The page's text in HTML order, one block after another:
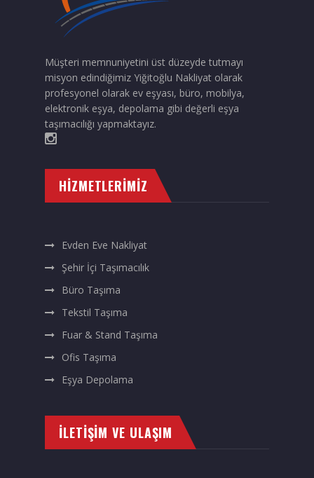
Müşteri memnuniyetini üst düzeyde tutmayı
misyon edindiğimiz Yiğitoğlu Nakliyat olarak
profesyonel olarak ev eşyası, büro, mobilya,
elektronik eşya, depolama gibi değerli eşya
taşımacılığı yapmaktayız.
HIZMETLERIMIZ
Evden Eve Nakliyat
Şehir İçi Taşımacılık
Büro Taşıma
Tekstil Taşıma
Fuar & Stand Taşıma
Ofis Taşıma
Eşya Depolama
İLETIŞIM VE ULAŞIM